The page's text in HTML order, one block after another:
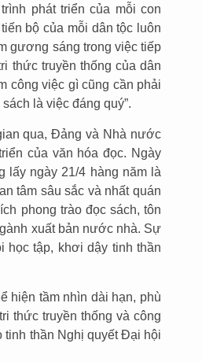
phát triển của mỗi con
bộ của mỗi dân tộc luôn
gương sáng trong việc tiếp
thức truyền thống của dân
công việc gì cũng cần phải
là việc đáng quý”.
qua, Đảng và Nhà nước
của văn hóa đọc. Ngày
lấy ngày 21/4 hàng năm là
tâm sâu sắc và nhất quán
phong trào đọc sách, tôn
xuất bản nước nhà. Sự
học tập, khơi dậy tinh thần
hiện tầm nhìn dài hạn, phù
thức truyền thống và công
tinh thần Nghị quyết Đại hội